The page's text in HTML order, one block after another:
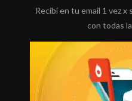
Recibí en tu email 1 vez
con todas